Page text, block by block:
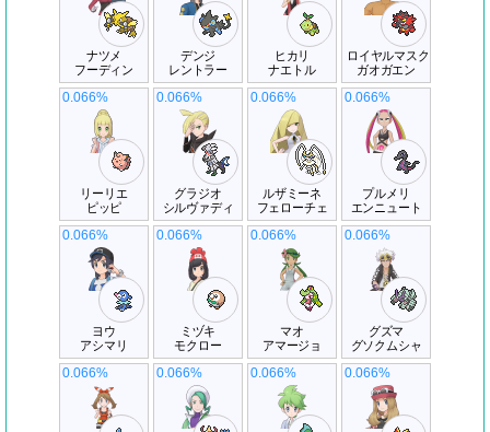
ナツメ
フーディン
デンジ
レントラー
ヒカリ
ナエトル
ロイヤルマスク
ガオガエン
リーリエ
ピッピ
0.066%
グラジオ
シルヴァディ
0.066%
ルザミーネ
フェローチェ
0.066%
プルメリ
エンニュート
0.066%
ヨウ
アシマリ
0.066%
ミヅキ
モクロー
0.066%
マオ
アマージョ
0.066%
グズマ
グソクムシャ
0.066%
0.066% 0.066% 0.066% 0.066%